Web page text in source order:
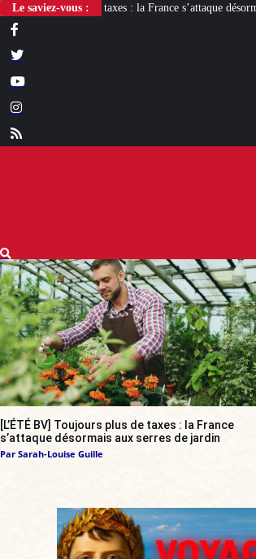
Le saviez-vous :
la France s’attaque désormais aux serres de jardin
[L’ÉTÉ BV] Toujours plus de taxes : la France
s’attaque désormais aux serres de jardin
Par Sarah-Louise Guille